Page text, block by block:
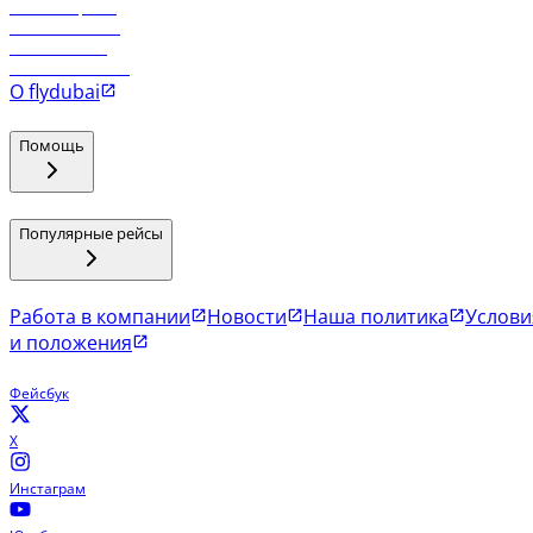
О flydubai
Помощь
Популярные рейсы
Работа в компании Новости Наша политика
и положения
Фейсбук
X
Инстаграм